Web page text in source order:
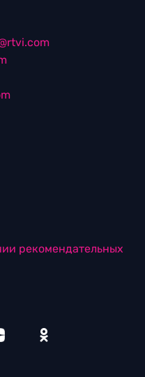
рекомендательных